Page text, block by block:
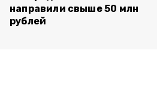
направили свыше 50 млн
рублей